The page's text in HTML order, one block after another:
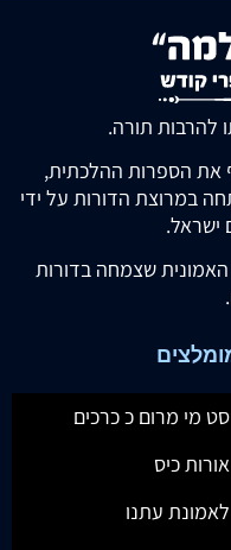
להרבות תורה.
את הספרות ההלכתית,
במרוצת הדורות על ידי
ישראל.
שצמחה בדורות
סט מי מרום כ כרכים
אורות כיס
לאמונת עתנו